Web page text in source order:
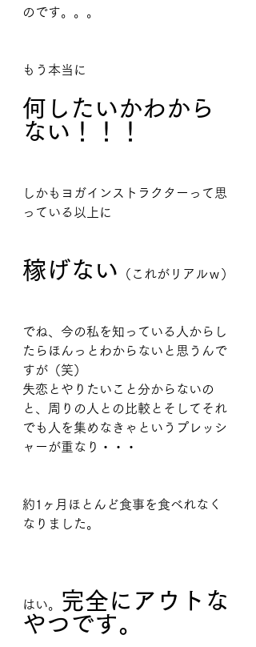
のです。。。
もう本当に
何したいかわから
ない！！！
しかもヨガインストラクターって思
っている以上に
稼げない （これがリアルｗ）
でね、今の私を知っている人からし
たらほんっとわからないと思うんで
すが（笑）
失恋とやりたいこと分からないの
と、周りの人との比較とそしてそれ
でも人を集めなきゃというプレッシ
ャーが重なり・・・
約1ヶ月ほとんど食事を食べれなく
なりました。
はい。
完全にアウトな
やつです。